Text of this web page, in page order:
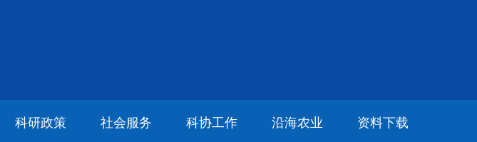
科研政策 社会服务 科协工作 沿海农业 资料下载